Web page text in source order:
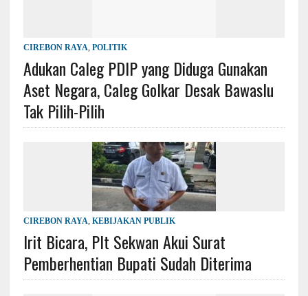
CIREBON RAYA, POLITIK
Adukan Caleg PDIP yang Diduga Gunakan
Aset Negara, Caleg Golkar Desak Bawaslu
Tak Pilih-Pilih
CIREBON RAYA, KEBIJAKAN PUBLIK
Irit Bicara, Plt Sekwan Akui Surat
Pemberhentian Bupati Sudah Diterima